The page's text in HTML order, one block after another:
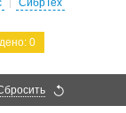
| СибрТех
0